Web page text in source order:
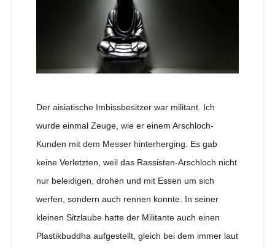
Der aisiatische Imbissbesitzer war militant. Ich
wurde einmal Zeuge, wie er einem Arschloch-
Kunden mit dem Messer hinterherging. Es gab
keine Verletzten, weil das Rassisten-Arschloch nicht
nur beleidigen, drohen und mit Essen um sich
werfen, sondern auch rennen konnte. In seiner
kleinen Sitzlaube hatte der Militante auch einen
Plastikbuddha aufgestellt, gleich bei dem immer laut